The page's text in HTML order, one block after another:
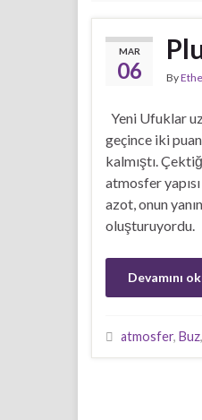
MAR
06 By
Yeni Ufuklar
geçince iki
kalmıştı.
atmosfer
azot, onun
oluşturuyordu.
Devamını
atmosfer, Buz,